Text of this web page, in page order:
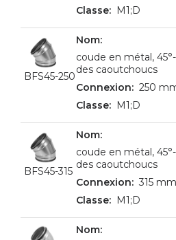
M1;D
BFS45-250
coude en métal,
des caoutchoucs
250
M1;D
BFS45-315
coude en métal,
des caoutchoucs
315 mm
M1;D